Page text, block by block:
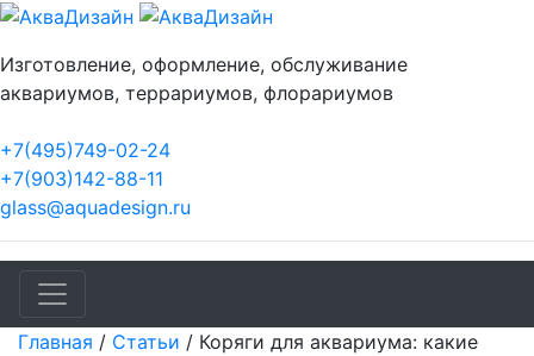
Изготовление, оформление, обслуживание
аквариумов, террариумов, флорариумов
+7(495)749-02-24
+7(903)142-88-11
glass@aquadesign.ru
Главная / Статьи / Коряги для аквариума: какие